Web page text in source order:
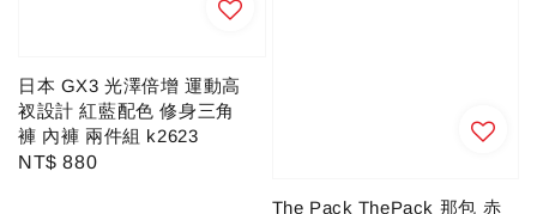
日本 GX3 光澤倍增 運動高
衩設計 紅藍配色 修身三角
褲 內褲 兩件組 k2623
Regular
NT$ 880
The Pack ThePack 那包 赤